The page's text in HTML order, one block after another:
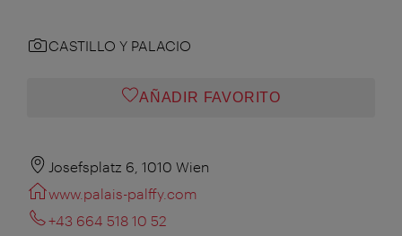
CASTILLO Y PALACIO
AÑADIR FAVORITO
Josefsplatz 6, 1010 Wien
www.palais-palffy.com
+43 664 518 10 52